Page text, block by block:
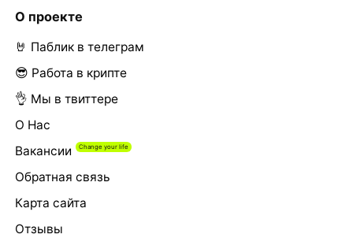
О проекте
🤘 Паблик в телеграм
😎 Работа в крипте
👌 Мы в твиттере
О Нас
Вакансии
Обратная связь
Карта сайта
Отзывы